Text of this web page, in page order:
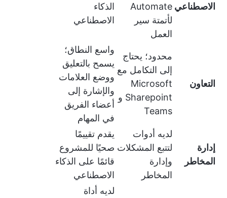
الاصطناعي Automate
لأتمتة سير
العمل
الذكاء
الاصطناعي
التعاون
محدود؛ يحتاج
إلى التكامل مع
Microsoft
Sharepoint و
Teams
واسع النطاق؛
يسمح بالتعليق
ووضع العلامات
والإشارة إلى
أعضاء الفريق
في المهام
إدارة
المخاطر
لديه أدوات
لتتبع المشكلات
وإدارة
المخاطر
يقدم تقييمًا
صحيًا للمشروع
قائمًا على الذكاء
الاصطناعي
لديه أداة